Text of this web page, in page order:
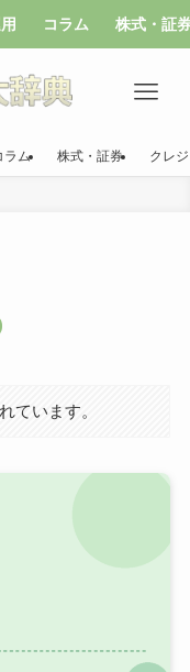
コラム 株式・証
ラム 株式・証券 クレ
ています。